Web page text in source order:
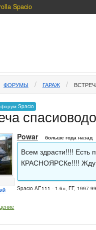
Spacio
ФОРУМЫ ГАРАЖ
Spacio
Powar больше года назад
Всем здрасти!!!! Есть
КРАСНОЯРСКе!!!! Жду
Spacio AE111 - 1.6л, FF, 1997-